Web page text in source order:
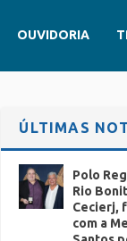
OUVIDORIA
ÚLTIMAS
Polo
Rio
Cecierj,
com a